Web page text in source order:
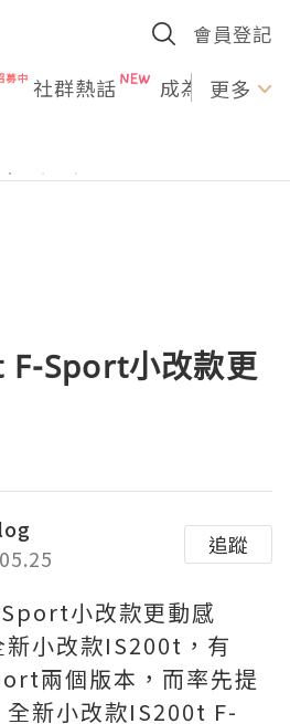
會員登記
社群熱話 成為U更多
F-Sport小改款更
追蹤
小改款更動感
新小改款IS200t，有
兩個版本，而率先提
全新小改款IS200t F-